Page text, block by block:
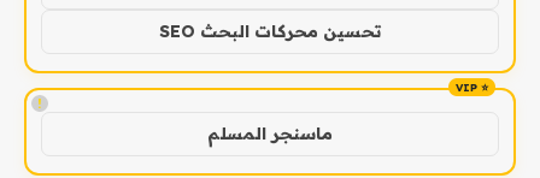
تحسين محركات البحث SEO
!
ماسنجر المسلم